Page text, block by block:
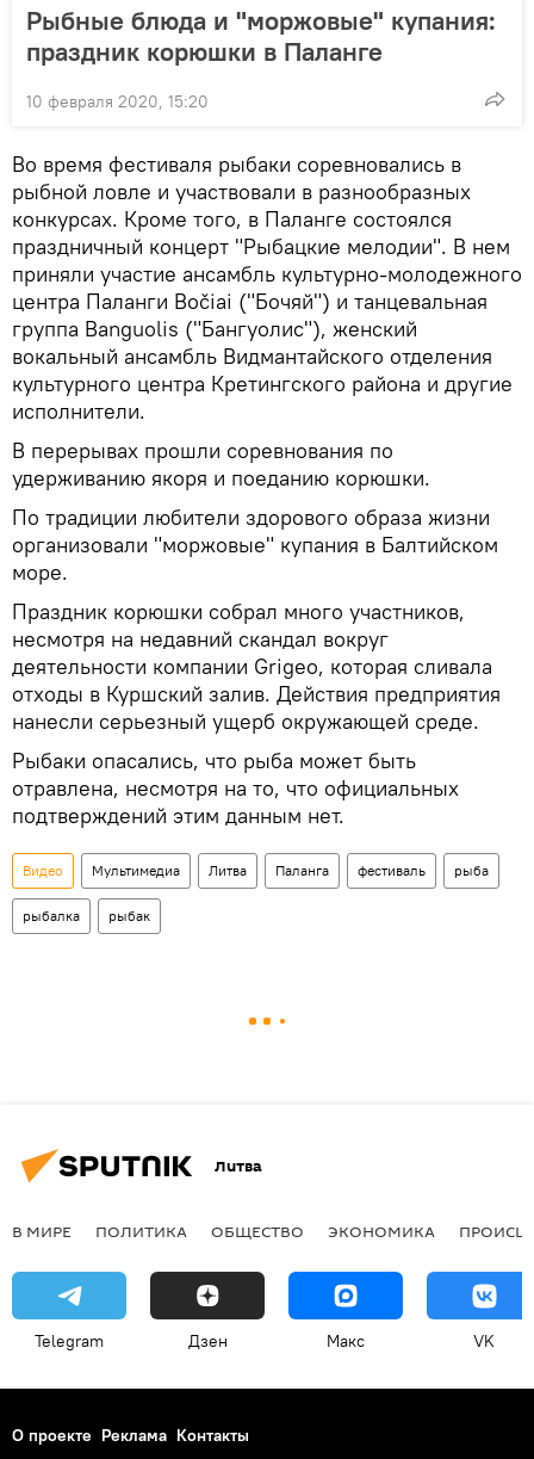
Рыбные блюда и "моржовые" купания:
праздник корюшки в Паланге
10 февраля 2020, 15:20
Во время фестиваля рыбаки соревновались в
рыбной ловле и участвовали в разнообразных
конкурсах. Кроме того, в Паланге состоялся
праздничный концерт "Рыбацкие мелодии". В нем
приняли участие ансамбль культурно-молодежного
центра Паланги Bočiai ("Бочяй") и танцевальная
группа Banguolis ("Бангуолис"), женский
вокальный ансамбль Видмантайского отделения
культурного центра Кретингского района и другие
исполнители.
В перерывах прошли соревнования по
удерживанию якоря и поеданию корюшки.
По традиции любители здорового образа жизни
организовали "моржовые" купания в Балтийском
море.
Праздник корюшки собрал много участников,
несмотря на недавний скандал вокруг
деятельности компании Grigeo, которая сливала
отходы в Куршский залив. Действия предприятия
нанесли серьезный ущерб окружающей среде.
Рыбаки опасались, что рыба может быть
отравлена, несмотря на то, что официальных
подтверждений этим данным нет.
Видео Мультимедиа Литва Паланга фестиваль рыба
рыбалка рыбак
Литва
В МИРЕ ПОЛИТИКА ОБЩЕСТВО ЭКОНОМИКА
Telegram Дзен Макс VK
О проекте Реклама Контакты